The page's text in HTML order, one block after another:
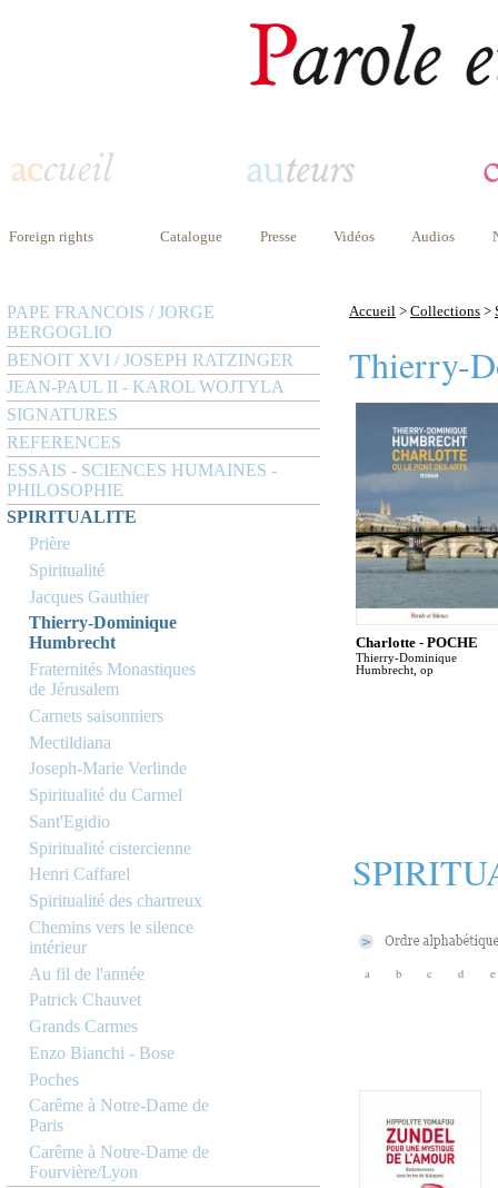
Foreign rights Catalogue Presse Vidéos Audios
PAPE FRANCOIS / JORGE
BERGOGLIO
BENOIT XVI / JOSEPH RATZINGER
JEAN-PAUL II - KAROL WOJTYLA
SIGNATURES
REFERENCES
ESSAIS - SCIENCES HUMAINES -
PHILOSOPHIE
SPIRITUALITE
Prière
Spiritualité
Jacques Gauthier
Thierry-Dominique
Humbrecht
Fraternités Monastiques
de Jérusalem
Carnets saisonniers
Mectildiana
Joseph-Marie Verlinde
Spiritualité du Carmel
Sant'Egidio
Spiritualité cistercienne
Henri Caffarel
Spiritualité des chartreux
Chemins vers le silence
intérieur
Au fil de l'année
Patrick Chauvet
Grands Carmes
Enzo Bianchi - Bose
Poches
Carême à Notre-Dame de
Paris
Carême à Notre-Dame de
Fourvière/Lyon
Accueil > Collections >
Thierry-
Charlotte - POCHE
Thierry-Dominique
Humbrecht, op
a b c d e